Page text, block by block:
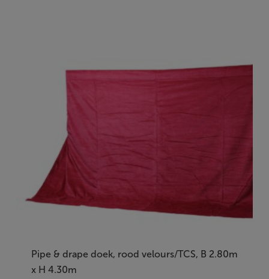
Pipe & drape doek, rood velours/TCS, B 2.80m
x H 4.30m